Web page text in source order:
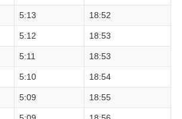
5:13 18:52
5:12 18:53
5:11 18:53
5:10 18:54
5:09 18:55